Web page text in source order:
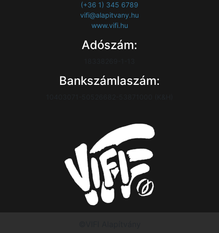
(+36 1) 345 6789
vifi@alapitvany.hu
www.vifi.hu
Adószám:
Bankszámlaszám: